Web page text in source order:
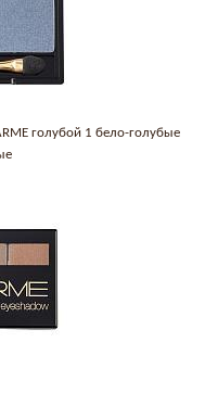
голубой 1 бело-голубые